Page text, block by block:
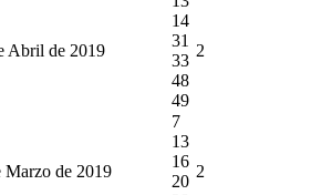
Abril de 2019
14
31
33
48
49
2
Marzo de 2019
7
13
16
20
2